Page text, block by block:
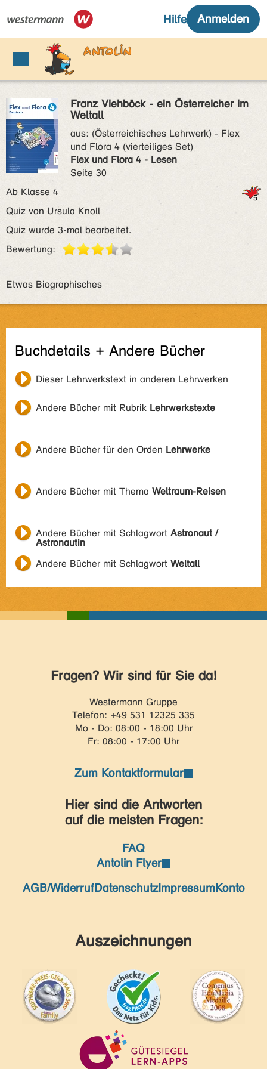
Franz Viehböck - ein Österreicher im
Weltall
aus: (Österreichisches Lehrwerk) - Flex
und Flora 4 (vierteiliges Set)
Flex und Flora 4 - Lesen
Seite 30
Ab Klasse 4
Quiz von Ursula Knoll
Quiz wurde 3-mal bearbeitet.
Bewertung:
Etwas Biographisches
Buchdetails + Andere Bücher
Dieser Lehrwerkstext in anderen Lehrwerken
Andere Bücher mit Rubrik Lehrwerkstexte
Andere Bücher für den Orden Lehrwerke
Andere Bücher mit Thema Weltraum-Reisen
Andere Bücher mit Schlagwort Astronaut /
Astronautin
Andere Bücher mit Schlagwort Weltall